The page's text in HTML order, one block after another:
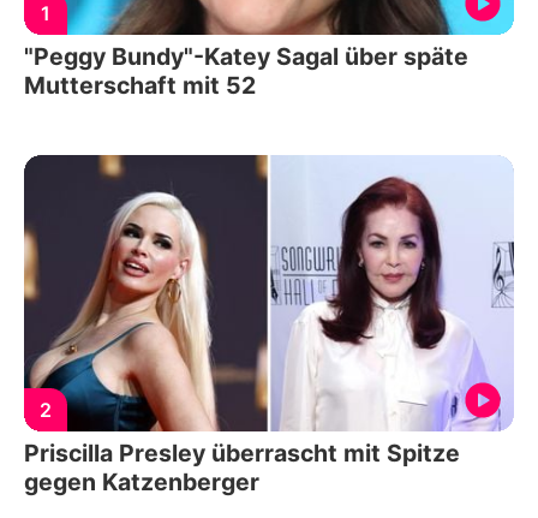
1
"Peggy Bundy"-Katey Sagal über späte
Mutterschaft mit 52
2
Priscilla Presley überrascht mit Spitze
gegen Katzenberger